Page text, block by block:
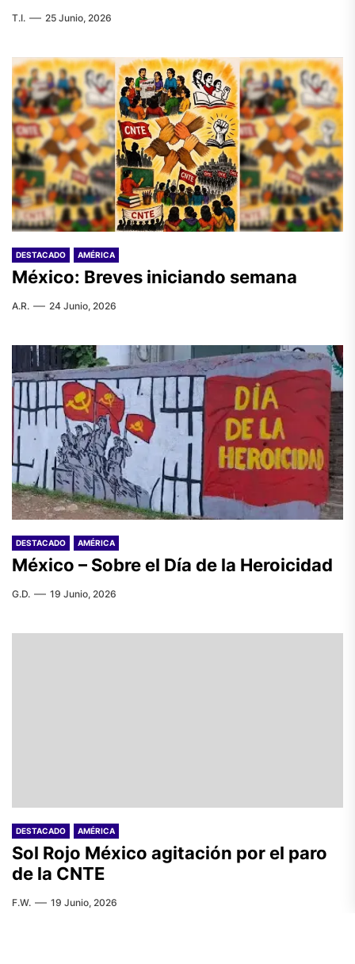
T.I. 25 Junio, 2026
DESTACADO AMÉRICA
México: Breves iniciando semana
A.R. 24 Junio, 2026
DESTACADO AMÉRICA
México – Sobre el Día de la Heroicidad
G.D. 19 Junio, 2026
DESTACADO AMÉRICA
Sol Rojo México agitación por el paro
de la CNTE
F.W. 19 Junio, 2026